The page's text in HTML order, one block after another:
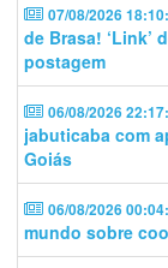
07/08/2026
de Brasa! ‘Link’
postagem
06/08/2026
jabuticaba com
Goiás
06/08/2026
mundo sobre